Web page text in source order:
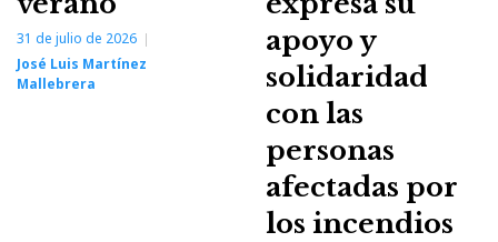
31 de julio de 2026
José Luis Martínez
Mallebrera
apoyo y
solidaridad
con las
personas
afectadas por
los incendios